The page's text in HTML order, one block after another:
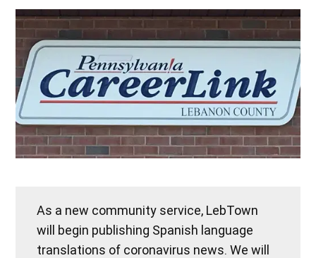
As a new community service, LebTown
will begin publishing Spanish language
translations of coronavirus news. We will